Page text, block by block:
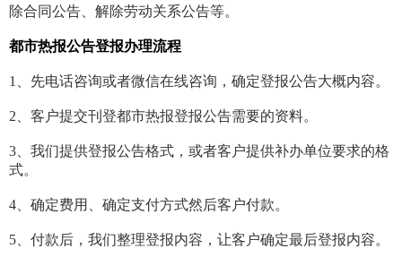
除合同公告、解除劳动关系公告等。
都市热报公告登报办理流程
1、先电话咨询或者微信在线咨询，确定登报公告大概内容。
2、客户提交刊登都市热报登报公告需要的资料。
3、我们提供登报公告格式，或者客户提供补办单位要求的格
式。
4、确定费用、确定支付方式然后客户付款。
5、付款后，我们整理登报内容，让客户确定最后登报内容。